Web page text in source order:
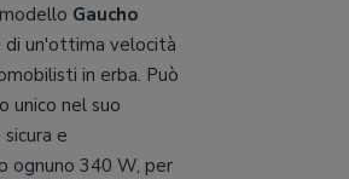
Gaucho
di un'ottima velocità
in erba. Può
unico nel suo
e
ognuno 340 W, per